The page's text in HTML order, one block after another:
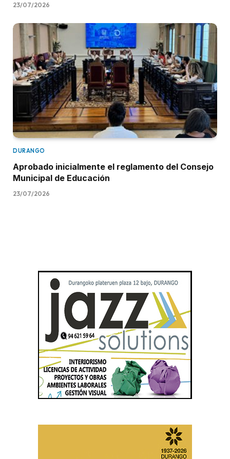
23/07/2026
DURANGO
Aprobado inicialmente el reglamento del Consejo
Municipal de Educación
23/07/2026